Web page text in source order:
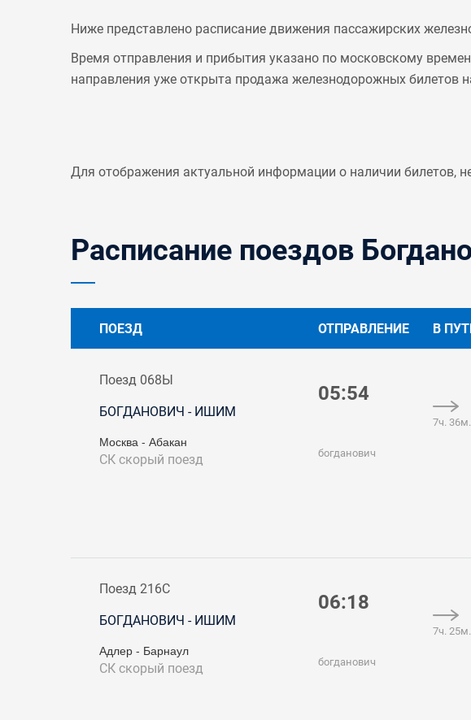
Ниже представлено расписание движения пассажирских
Время отправления и прибытия указано по московскому
направления уже открыта продажа железнодорожных билетов
Для отображения актуальной информации о наличии билетов,
Расписание поездов
ПОЕЗД ОТПРАВЛЕНИЕ В
Поезд 068Ы
БОГДАНОВИЧ - ИШИМ
Москва - Абакан
СКскорый поезд
05:54
богданович
7ч. 36м.
Поезд 216С
БОГДАНОВИЧ - ИШИМ
Адлер - Барнаул
СКскорый поезд
06:18
богданович
7ч. 25м.